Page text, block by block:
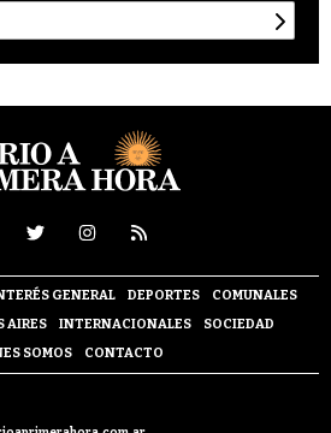
GENERAL DEPORTES
COMUNALES
AIRES
INTERNACIONALES
SOCIEDAD
SOMOS
CONTACTO